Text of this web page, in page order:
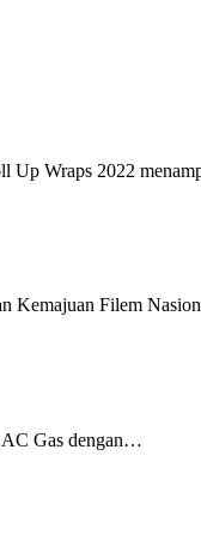
Up Wraps 2022
Kemajuan Filem
AC Gas dengan…